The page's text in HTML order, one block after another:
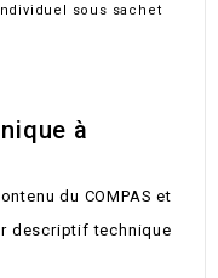
sous sachet
à
du COMPAS et
descriptif technique